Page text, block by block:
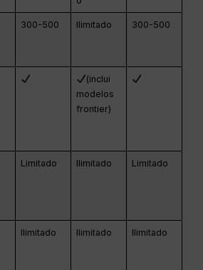
300-500 Ilimitado 300-500
(inclui
modelos
frontier)
Limitado Ilimitado Limitado
Ilimitado Ilimitado Ilimitado